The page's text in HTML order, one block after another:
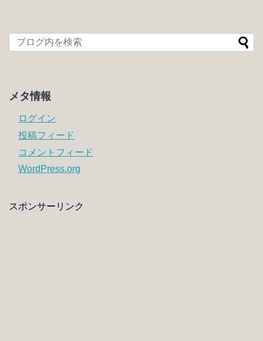
メタ情報
ログイン
投稿フィード
コメントフィード
WordPress.org
スポンサーリンク